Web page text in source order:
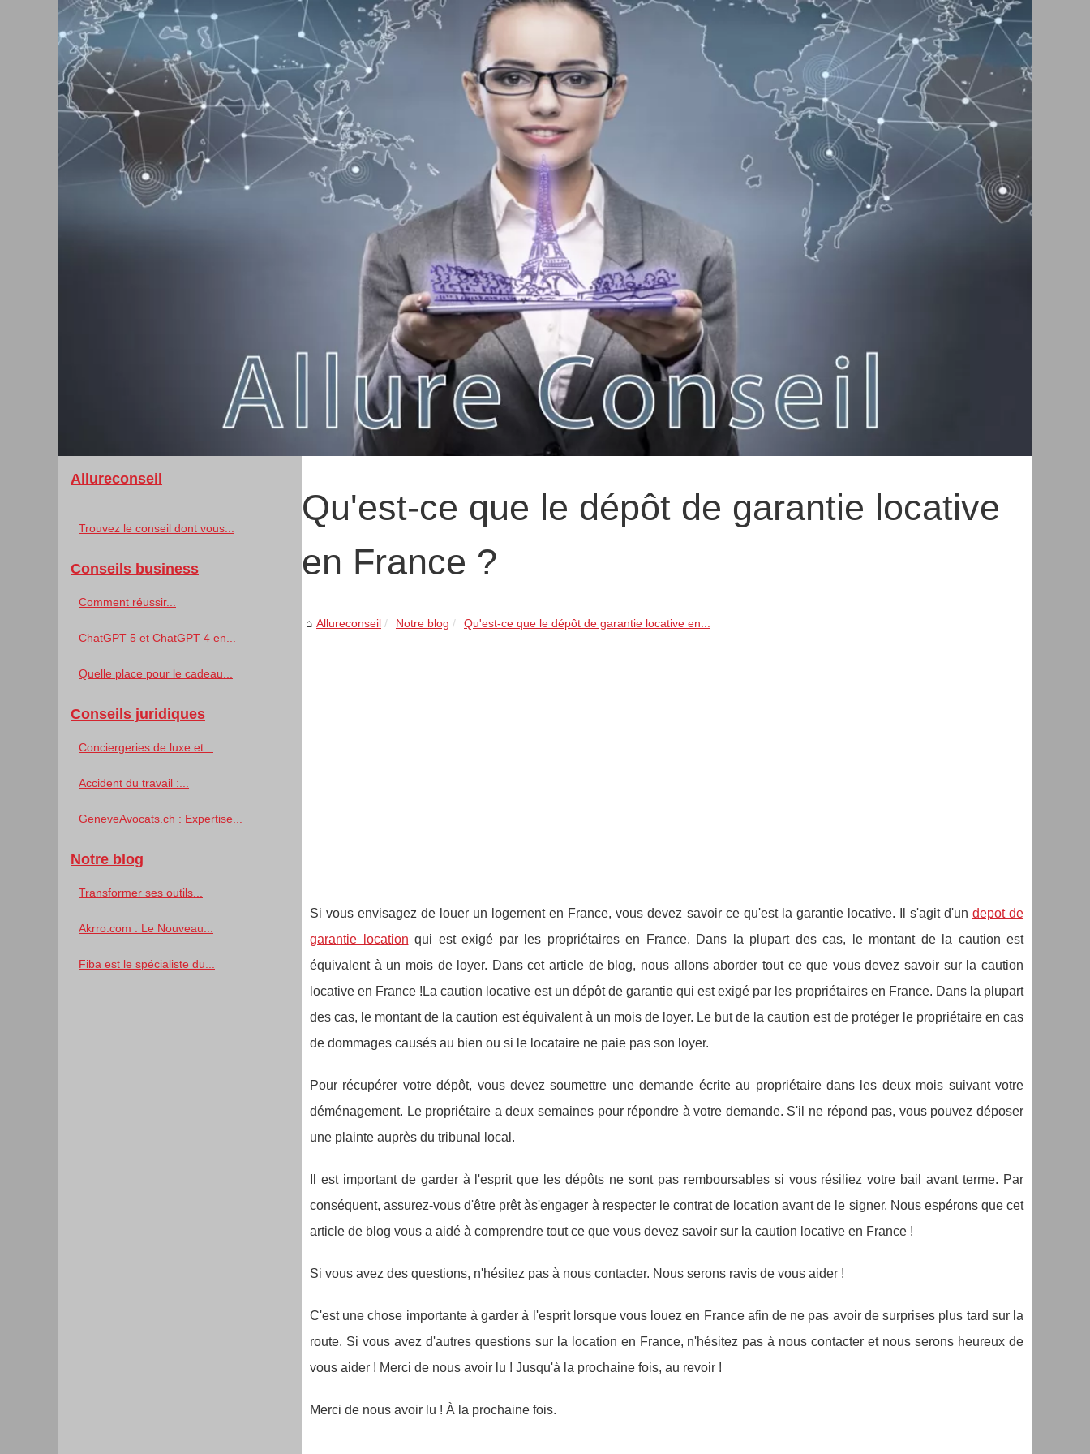
Qu'est-ce que le dépôt de garantie locative
en France ?‎
Allureconseil Notre blog Qu'est-ce que le dépôt de garantie locative en...
Si vous envisagez de louer un logement en France, vous devez savoir ce qu'est la garantie locative. Il s'agit d'un depot de
garantie location qui est exigé par les propriétaires en France. Dans la plupart des cas, le montant de la caution est
équivalent à un mois de loyer. Dans cet article de blog, nous allons aborder tout ce que vous devez savoir sur la caution
locative en France !La caution locative est un dépôt de garantie qui est exigé par les propriétaires en France. Dans la plupart
des cas, le montant de la caution est équivalent à un mois de loyer. Le but de la caution est de protéger le propriétaire en cas
de dommages causés au bien ou si le locataire ne paie pas son loyer.
Pour récupérer votre dépôt, vous devez soumettre une demande écrite au propriétaire dans les deux mois suivant votre
déménagement. Le propriétaire a deux semaines pour répondre à votre demande. S'il ne répond pas, vous pouvez déposer
une plainte auprès du tribunal local.
Il est important de garder à l'esprit que les dépôts ne sont pas remboursables si vous résiliez votre bail avant terme. Par
conséquent, assurez-vous d'être prêt às'engager à respecter le contrat de location avant de le signer. Nous espérons que cet
article de blog vous a aidé à comprendre tout ce que vous devez savoir sur la caution locative en France !
Si vous avez des questions, n'hésitez pas à nous contacter. Nous serons ravis de vous aider !
C'est une chose importante à garder à l'esprit lorsque vous louez en France afin de ne pas avoir de surprises plus tard sur la
route. Si vous avez d'autres questions sur la location en France, n'hésitez pas à nous contacter et nous serons heureux de
vous aider ! Merci de nous avoir lu ! Jusqu'à la prochaine fois, au revoir !
Merci de nous avoir lu ! À la prochaine fois.
Allureconseil
Trouvez le conseil dont vous...
Conseils business
Comment réussir...
ChatGPT 5 et ChatGPT 4 en...
Quelle place pour le cadeau...
Conseils juridiques
Conciergeries de luxe et...
Accident du travail :...
GeneveAvocats.ch : Expertise...
Notre blog
Transformer ses outils...
Akrro.com : Le Nouveau...
Fiba est le spécialiste du...